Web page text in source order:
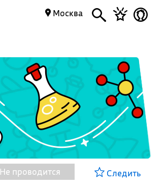
Москва
Не проводится Следить